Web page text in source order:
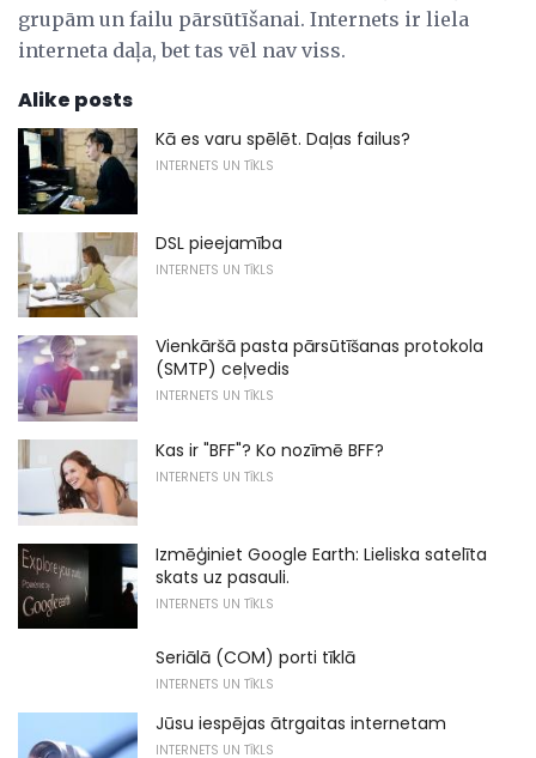
grupām un failu pārsūtīšanai. Internets ir liela
interneta daļa, bet tas vēl nav viss.
Alike posts
Kā es varu spēlēt. Daļas failus?
INTERNETS UN TĪKLS
DSL pieejamība
INTERNETS UN TĪKLS
Vienkāršā pasta pārsūtīšanas protokola
(SMTP) ceļvedis
INTERNETS UN TĪKLS
Kas ir "BFF"? Ko nozīmē BFF?
INTERNETS UN TĪKLS
Izmēģiniet Google Earth: Lieliska satelīta
skats uz pasauli.
INTERNETS UN TĪKLS
Seriālā (COM) porti tīklā
INTERNETS UN TĪKLS
Jūsu iespējas ātrgaitas internetam
INTERNETS UN TĪKLS